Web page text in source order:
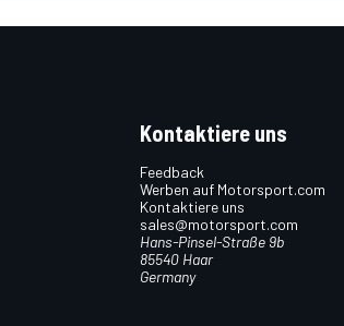
Kontaktiere uns
Feedback
Werben auf Motorsport.com
Kontaktiere uns
sales@motorsport.com
Hans-Pinsel-Straße 9b
85540 Haar
Germany